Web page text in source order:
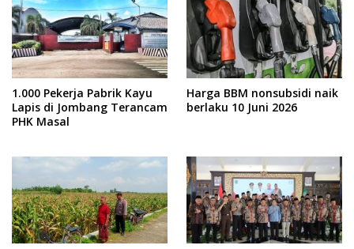
1.000 Pekerja Pabrik Kayu
Lapis di Jombang Terancam
PHK Masal
Harga BBM nonsubsidi naik
berlaku 10 Juni 2026